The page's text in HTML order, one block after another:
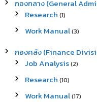
f
กองกลาง (General
Research (1)
Work Manual(3)
กองคลัง (Finance
Job Analysis(2)
Research (10)
Work Manual(17)